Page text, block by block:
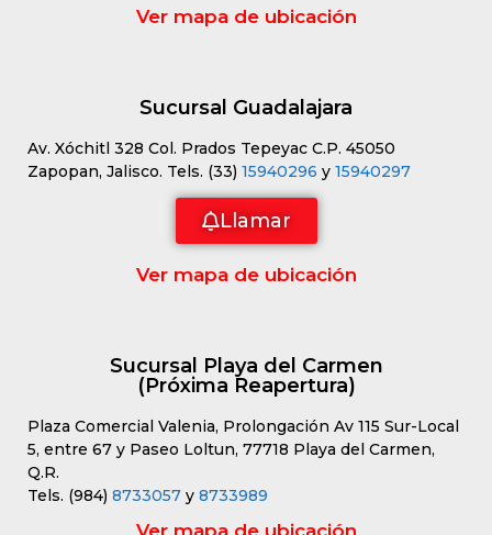
Ver mapa de ubicación
Sucursal Guadalajara
Av. Xóchitl 328 Col. Prados Tepeyac C.P. 45050
Zapopan, Jalisco. Tels. (33) 15940296 y 15940297
Llamar
Ver mapa de ubicación
Sucursal Playa del Carmen
(Próxima Reapertura)
Plaza Comercial Valenia, Prolongación Av 115 Sur-Local
5, entre 67 y Paseo Loltun, 77718 Playa del Carmen,
Q.R.
Tels. (984) 8733057 y 8733989
Ver mapa de ubicación